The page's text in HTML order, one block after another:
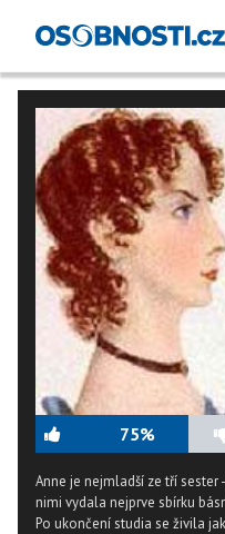
75%
Anne je nejmladší ze tří
nimi vydala nejprve sbírku
Po ukončení studia se živila